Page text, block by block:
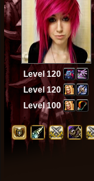
Level 120
Level 120
Level 100